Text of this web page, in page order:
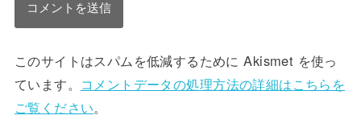
このサイトはスパムを低減するために Akismet を使っ
ています。 コメントデータの処理方法の詳細はこちらを
ご覧ください。